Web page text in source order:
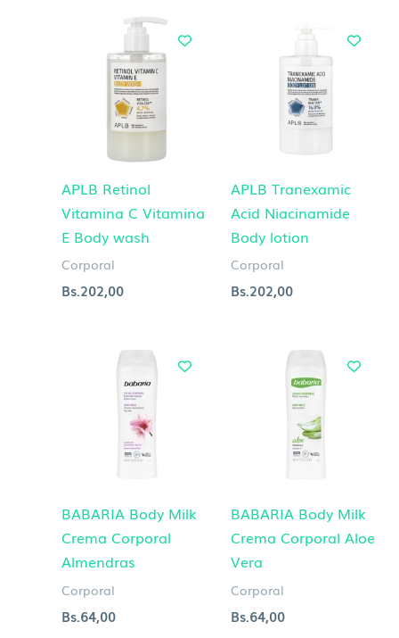
APLB Retinol
Vitamina C Vitamina
E Body wash
Corporal
Bs.202,00
APLB Tranexamic
Acid Niacinamide
Body lotion
Corporal
Bs.202,00
BABARIA Body Milk
Crema Corporal
Almendras
Corporal
Bs.64,00
BABARIA Body Milk
Crema Corporal Aloe
Vera
Corporal
Bs.64,00